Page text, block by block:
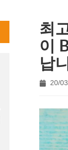
최
이
납
20/